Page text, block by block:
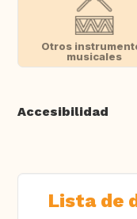
Otros
musicales
Accesibilidad
Lista de